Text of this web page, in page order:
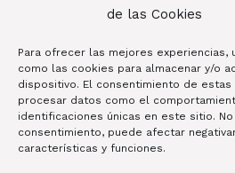
de las Cookies
Para ofrecer las mejores experiencias,
como las cookies para almacenar y/o
dispositivo. El consentimiento de
procesar datos como el
identificaciones únicas en este sitio.
consentimiento, puede afectar
características y funciones.
Nos encanta ayudar. Para lo
estamos :)
Abrir chat